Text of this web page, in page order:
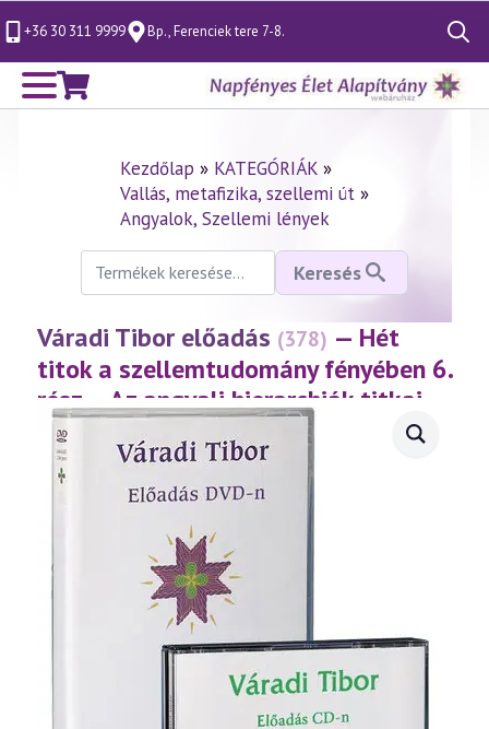
+36 30 311 9999 Bp., Ferenciek tere 7-8.
Search
for:
Kezdőlap » KATEGÓRIÁK»
Vallás, metafizika, szellemi út»
Angyalok, Szellemi lények
Keresés
következőre:
Keresés
Váradi Tibor előadás (378) — Hét
titok a szellemtudomány fényében 6.
rész – Az angyali hierarchiák titkai
(2005.04.08.)